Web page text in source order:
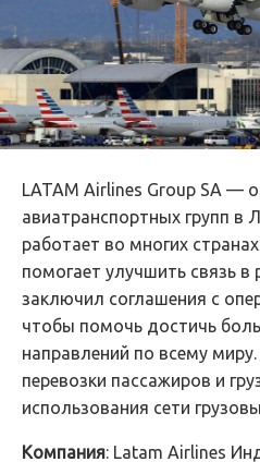
LATAM Airlines Group SA —
авиатранспортных групп в
работает во многих
помогает улучшить связь в
заключил соглашения с
чтобы помочь достичь
направлений по всему
перевозки пассажиров и
использования сети
Компания: Latam Airlines